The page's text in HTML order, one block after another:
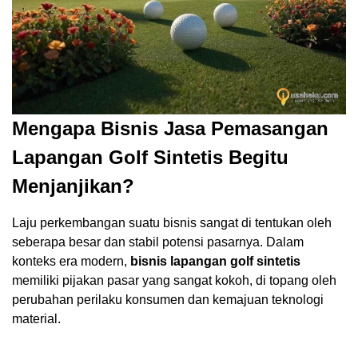
Mengapa Bisnis Jasa Pemasangan
Lapangan Golf Sintetis Begitu
Menjanjikan?
Laju perkembangan suatu bisnis sangat di tentukan oleh
seberapa besar dan stabil potensi pasarnya. Dalam
konteks era modern, bisnis lapangan golf sintetis
memiliki pijakan pasar yang sangat kokoh, di topang oleh
perubahan perilaku konsumen dan kemajuan teknologi
material.